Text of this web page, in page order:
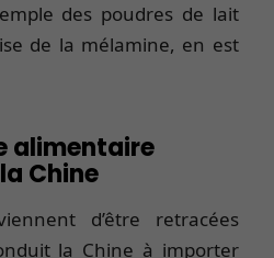
des poudres de lait
de la mélamine, en est
alimentaire
Chine
d’être retracées
la Chine à importer